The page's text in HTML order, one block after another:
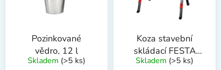
Pozinkované
vědro, 12 l
Skladem (>5 ks)
Koza stavební
skládací FESTA
115 x 61.5-82cm
Skladem (>5 ks)